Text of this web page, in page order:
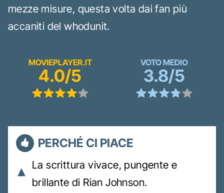
mezze misure, questa volta dai fan più
accaniti del whodunit.
MOVIEPLAYER.IT
4.0/5
VOTO MEDIO
3.8/5
PERCHÉ CI PIACE
La scrittura vivace, pungente e
brillante di Rian Johnson.